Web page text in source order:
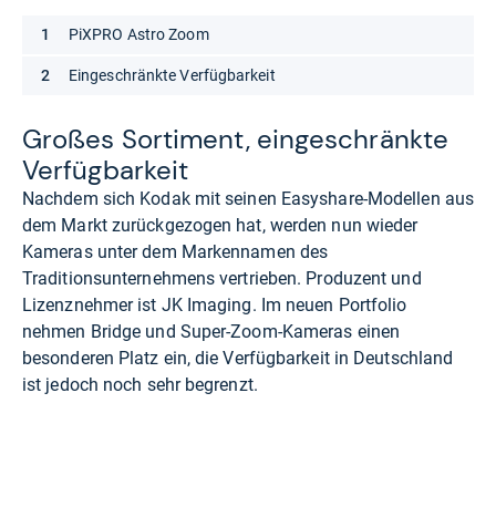
Großes Sor­ti­ment, ein­ge­schränkte
Ver­füg­bar­keit
Nachdem sich Kodak mit seinen Easyshare-Modellen aus
dem Markt zurückgezogen hat, werden nun wieder
Kameras unter dem Markennamen des
Traditionsunternehmens vertrieben. Produzent und
Lizenznehmer ist JK Imaging. Im neuen Portfolio
nehmen Bridge und Super-Zoom-Kameras einen
besonderen Platz ein, die Verfügbarkeit in Deutschland
ist jedoch noch sehr begrenzt.
PiXPRO Astro Zoom
Eingeschränkte Verfügbarkeit